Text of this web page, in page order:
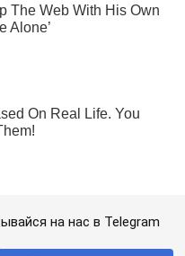
на нас в Telegram